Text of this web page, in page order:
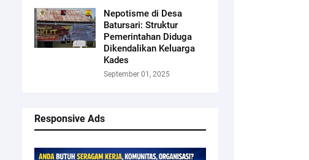
Nepotisme di Desa
Batursari: Struktur
Pemerintahan Diduga
Dikendalikan Keluarga
Kades
September 01, 2025
Responsive Ads